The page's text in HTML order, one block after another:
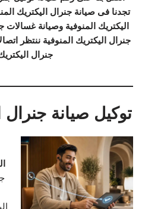
تجدنا فى صيانة جنرال اليكتريك
اليكتريك المنوفية وصيانة غسالات
جنرال اليكتريك المنوفية ننتظر
جنرال
توكيل صيانة جنرال